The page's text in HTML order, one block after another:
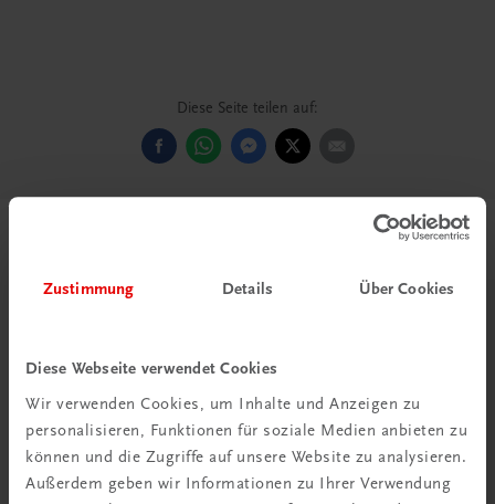
Zustimmung Details Über Cookies
Diese Webseite verwendet Cookies
Wir verwenden Cookies, um Inhalte und Anzeigen zu
personalisieren, Funktionen für soziale Medien anbieten zu
können und die Zugriffe auf unsere Website zu analysieren.
Außerdem geben wir Informationen zu Ihrer Verwendung
Diese Seite teilen auf: